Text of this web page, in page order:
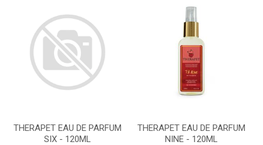
THERAPET EAU DE PARFUM
SIX - 120ML
THERAPET EAU DE PARFUM
NINE - 120ML